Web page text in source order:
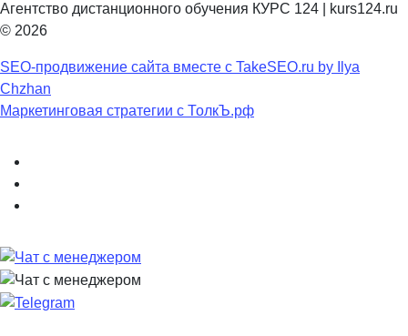
Агентство дистанционного обучения КУРС 124 | kurs124.ru
© 2026
SEO-продвижение сайта вместе с TakeSEO.ru by Ilya
Chzhan
Маркетинговая стратегии с ТолкЪ.рф